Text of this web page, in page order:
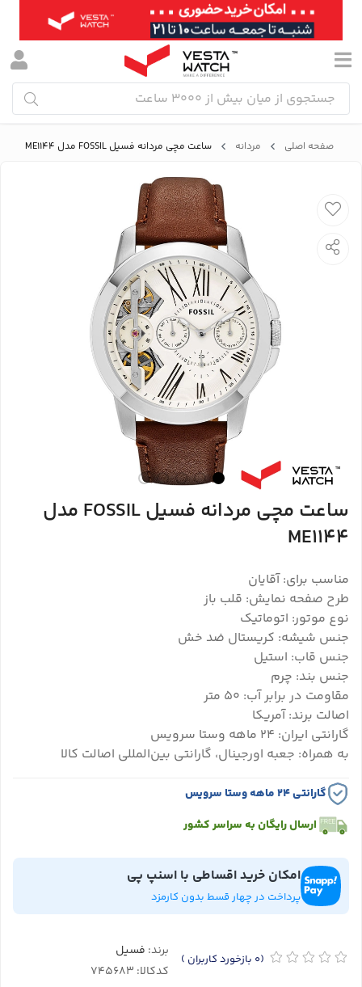
صفحه اصلی مردانه ساعت مچی مردانه فسیل FOSSIL مدل ME1144
ساعت مچی مردانه فسیل FOSSIL مدل
ME1144
مناسب برای: آقایان
طرح صفحه نمایش: قلب باز
نوع موتور: اتوماتیک
جنس شیشه: کریستال ضد خش
جنس قاب: استیل
جنس بند: چرم
مقاومت در برابر آب: ۵۰ متر
اصالت برند: آمریکا
گارانتی ایران: ۲۴ ماهه وستا سرویس
به همراه: جعبه اورجینال، گارانتی بین‌المللی اصالت کالا
گارانتی ۲۴ ماهه وستا سرویس
ارسال رایگان به سراسر کشور
امکان خرید اقساطی با اسنپ پی
پرداخت در چهار قسط بدون کارمزد
(0 بازخورد کاربران ) برند: فسیل
کدکالا: